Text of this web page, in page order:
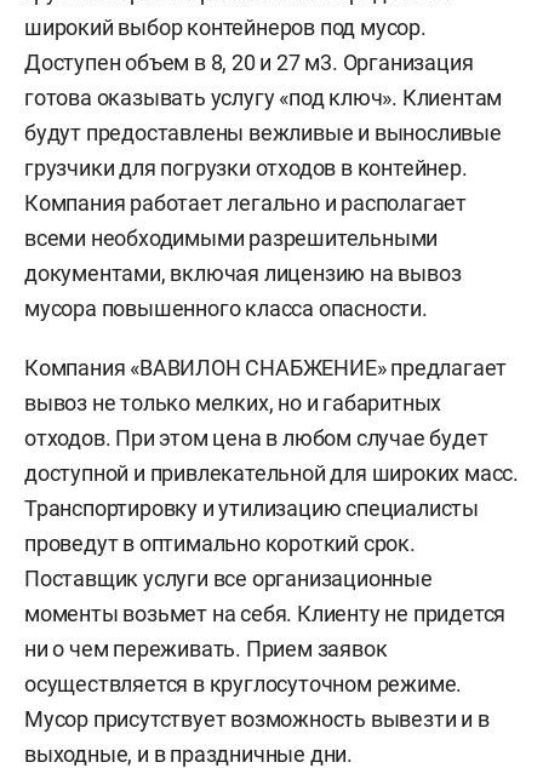
широкий выбор контейнеров под мусор.
Доступен объем в 8, 20 и 27 м3. Организация
готова оказывать услугу «под ключ». Клиентам
будут предоставлены вежливые и выносливые
грузчики для погрузки отходов в контейнер.
Компания работает легально и располагает
всеми необходимыми разрешительными
документами, включая лицензию на вывоз
мусора повышенного класса опасности.
Компания «ВАВИЛОН СНАБЖЕНИЕ» предлагает
вывоз не только мелких, но и габаритных
отходов. При этом цена в любом случае будет
доступной и привлекательной для широких масс.
Транспортировку и утилизацию специалисты
проведут в оптимально короткий срок.
Поставщик услуги все организационные
моменты возьмет на себя. Клиенту не придется
ни о чем переживать. Прием заявок
осуществляется в круглосуточном режиме.
Мусор присутствует возможность вывезти и в
выходные, и в праздничные дни.